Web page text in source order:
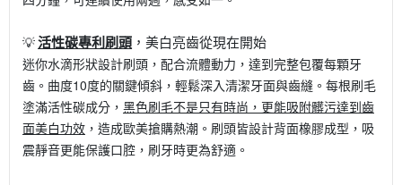
💡 活性碳專利刷頭 ，美白亮齒從現在開始
迷你水滴形狀設計刷頭，配合流體動力，達到完整包覆每顆牙
齒。曲度10度的關鍵傾斜，輕鬆深入清潔牙面與齒縫。 每根刷毛
塗滿活性碳成分， 黑色刷毛不是只有時尚，更能吸附髒污達到齒
面美白功效 ，造成歐美搶購熱潮。刷頭皆設計背面橡膠成型，吸
震靜音更能保護口腔，刷牙時更為舒適。